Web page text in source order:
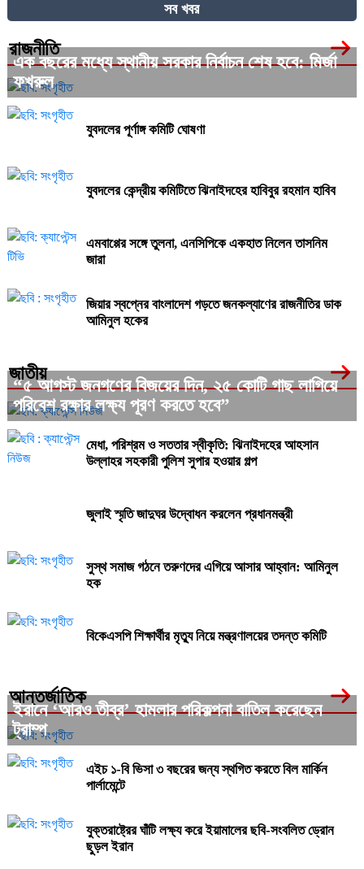
সৈকতের চুক্তি নবায়ন না করার কারণ জানাল বিসিবি
আহ্বায়ক হলেন সবুজ মিয়া
একমত মালয়েশিয়া
যুবদলের কেন্দ্রীয় কমিটিতে ঝিনাইদহের হাবিবুর রহমান হাবিব
মেধা, পরিশ্রম ও সততার স্বীকৃতি: ঝিনাইদহের আহসান
উল্লাহর সহকারী পুলিশ সুপার হওয়ার গল্প
পে স্কেল: প্রথম ধাপে সুখবর পাচ্ছেন যারা
বজ্রপাতে ৫ জেলায় প্রাণ গেল ১২ জনের, আহত ১৯
সব খবর
রাজনীতি
এক বছরের মধ্যে স্থানীয় সরকার নির্বাচন শেষ হবে: মির্জা
ফখরুল
যুবদলের পূর্ণাঙ্গ কমিটি ঘোষণা
যুবদলের কেন্দ্রীয় কমিটিতে ঝিনাইদহের হাবিবুর রহমান হাবিব
এমবাপ্পের সঙ্গে তুলনা, এনসিপিকে একহাত নিলেন তাসনিম
জারা
জিয়ার স্বপ্নের বাংলাদেশ গড়তে জনকল্যাণের রাজনীতির ডাক
আমিনুল হকের
জাতীয়
“৫ আগস্ট জনগণের বিজয়ের দিন, ২৫ কোটি গাছ লাগিয়ে
পরিবেশ রক্ষার লক্ষ্য পূরণ করতে হবে”
মেধা, পরিশ্রম ও সততার স্বীকৃতি: ঝিনাইদহের আহসান
উল্লাহর সহকারী পুলিশ সুপার হওয়ার গল্প
জুলাই স্মৃতি জাদুঘর উদ্বোধন করলেন প্রধানমন্ত্রী
সুস্থ সমাজ গঠনে তরুণদের এগিয়ে আসার আহ্বান: আমিনুল
হক
বিকেএসপি শিক্ষার্থীর মৃত্যু নিয়ে মন্ত্রণালয়ের তদন্ত কমিটি
আন্তর্জাতিক
ইরানে ‘আরও তীব্র’ হামলার পরিকল্পনা বাতিল করেছেন
ট্রাম্প
এইচ ১-বি ভিসা ৩ বছরের জন্য স্থগিত করতে বিল মার্কিন
পার্লামেন্টে
যুক্তরাষ্ট্রের ঘাঁটি লক্ষ্য করে ইয়ামালের ছবি-সংবলিত ড্রোন
ছুড়ল ইরান